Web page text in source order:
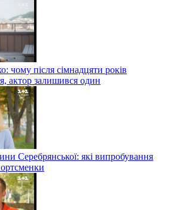
чому після сімнадцяти років
актор залишився один
Серебрянської: які випробування